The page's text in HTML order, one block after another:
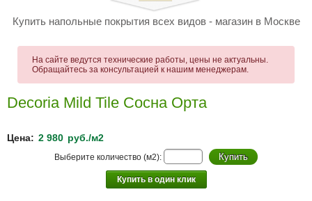
Купить напольные покрытия всех видов - магазин в Москве
На сайте ведутся технические работы, цены не актуальны.
Обращайтесь за консультацией к нашим менеджерам.
Decoria Mild Tile Сосна Орта
Цена: 2 980 руб./м2
Выберите количество (м2):
Купить в один клик